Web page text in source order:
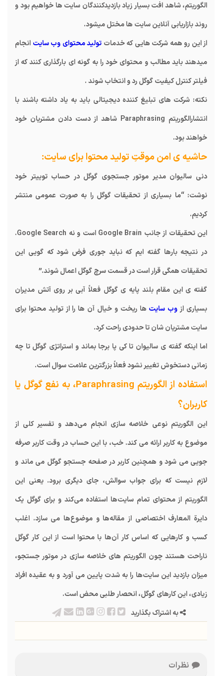
الگوریتم، شاهد افت بسیار زیاد بازدیدکنندگان سایت ها خواهیم بود و
روند بازاریابی آنلاین سایت ها مختل میشود.
از این رو همه شرکت هایی که خدمات تولید محتوای وب سایت انجام
میدهند باید مطالب و محتوای خود را به گونه ای بارگذاری کنند که از
فیلتر کنترل کیفیت گوگل رد و انتخاب شوند .
نکته: شرکت های تبلیغ کننده دیجیتالی باید به یاد داشته باشند با
انتشارالگوریتم Paraphrasing شاهد از دست دادن مشتریان خود
خواهند بود.
حاشیه ی امن موقتِ تولید محتوا برای سایت:
دنی سالیوان مدیر موتور جستجوی گوگل در حساب توییتر خود
نوشت: “ما بسیاری از تحقیقات گوگل را به صورت عمومی منتشر
کردیم.
این تحقیقات از جانب Google Brain است و نه Google Search.
در نتیجه بارها گفته ایم که نباید جوری فرض شود که گویی این
تحقیقات همگی قرار است در قسمت سرچ گوگل اعمال شوند.”
گفته ی این مقام بلند پایه ی گوگل فعلاً آبی بر روی آتش مدیران
بسیاری ازوب سایت ها ریخت و خیال آن ها را از تولید محتوا برای
سایت مشتریان شان تا حدودی راحت کرد.
اما اینکه گفته ی سالیوان تا کی پا برجا بماند و استراتژی گوگل تا چه
زمانی دستخوش تغییر نشود فعلاً بزرگترین علامت سوال است.
استفاده از الگوریتم Paraphrasing، به نفع گوگل یا
کاربران؟
این الگوریتم نوعی خلاصه سازی انجام می‌دهد و تفسیر کلی از
موضوع به کاربر ارائه می کند. خب، با این حساب در وقت کاربر صرفه
جویی می شود و همچنین کاربر در صفحه جستجو گوگل می ماند و
لازم نیست که برای جواب سوالش، جای دیگری برود. یعنی این
الگوریتم از محتوای تمام سایت‌ها استفاده می‌کند و برای گوگل یک
دایرة المعارف اختصاصی از مقاله‌ها و موضوع‌ها می سازد. اغلب
کسب و کار‌هایی که اساس کار آن‌ها با محتوا است از این کار گوگل
ناراحت هستند چون الگوریتم های خلاصه سازی در موتور جستجو،
میزان بازدید این سایت‌ها را به شدت پایین می آورد و به عقیده افراد
زیادی، این کار‌های گوگل، انحصار طلبی محض است.
به اشتراک بگذارید
نظرات